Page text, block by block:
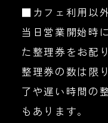
■カフェ利用以
当日営業開始時
た整理券をお
整理券の数は限
了や遅い時間の
もあります。